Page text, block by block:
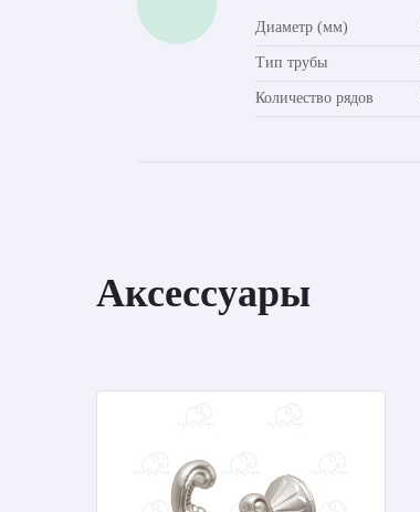
Диаметр (мм)
Тип трубы
Количество рядов
Аксессуары